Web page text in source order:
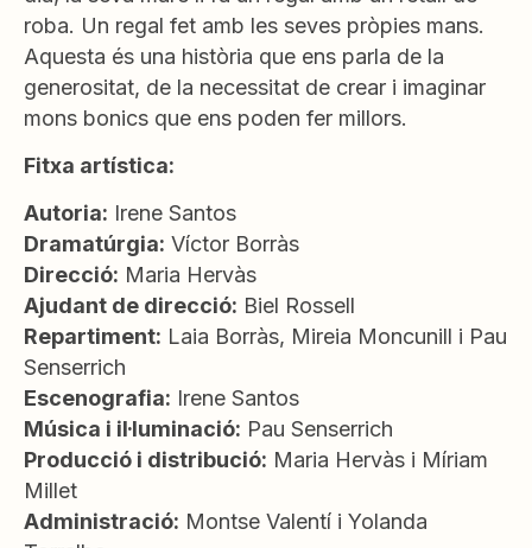
roba. Un regal fet amb les seves pròpies mans.
Aquesta és una història que ens parla de la
generositat, de la necessitat de crear i imaginar
mons bonics que ens poden fer millors.
Fitxa artística:
Autoria: Irene Santos
Dramatúrgia: Víctor Borràs
Direcció: Maria Hervàs
Ajudant de direcció: Biel Rossell
Repartiment: Laia Borràs, Mireia Moncunill i Pau
Senserrich
Escenografia: Irene Santos
Música i il·luminació: Pau Senserrich
Producció i distribució: Maria Hervàs i Míriam
Millet
Administració: Montse Valentí i Yolanda